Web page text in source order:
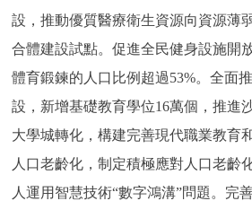
設，推動優質醫療衛生資源向資源薄
合體建設試點。促進全民健身設施開
體育鍛鍊的人口比例超過53%。全面
設，新增基礎教育學位16萬個，推進
大學城轉化，構建完善現代職業教育
人口老齡化，制定積極應對人口老齡
人運用智慧技術“數字鴻溝”問題。完